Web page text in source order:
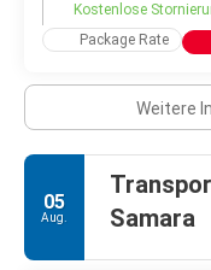
Kostenlose
Package Rate
Weitere
05
Aug.
Samara